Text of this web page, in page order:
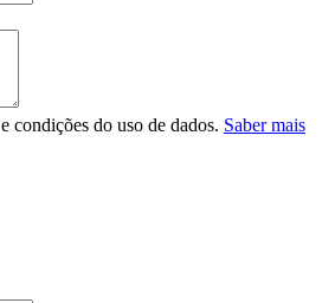
condições do uso de dados. Saber mais